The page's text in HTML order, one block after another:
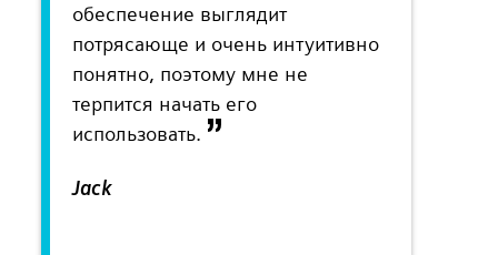
обеспечение выглядит
потрясающе и очень интуитивно
понятно, поэтому мне не
терпится начать его
использовать.
Jack